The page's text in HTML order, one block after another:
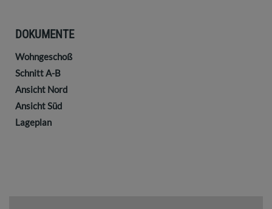
DOKUMENTE
Wohngeschoß
Schnitt A-B
Ansicht Nord
Ansicht Süd
Lageplan